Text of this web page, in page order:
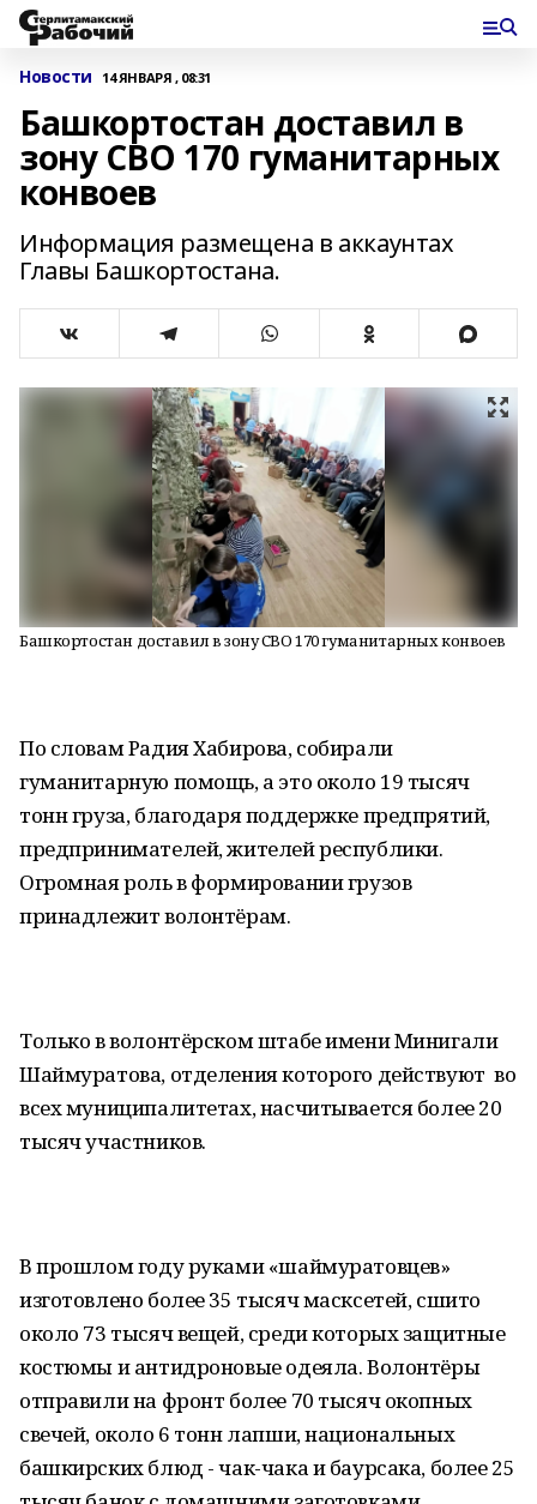
Новости 14 ЯНВАРЯ , 08:31
Башкортостан доставил в
зону СВО 170 гуманитарных
конвоев
Информация размещена в аккаунтах
Главы Башкортостана.
Башкортостан доставил в зону СВО 170 гуманитарных конвоев
По словам Радия Хабирова, собирали
гуманитарную помощь, а это около 19 тысяч
тонн груза, благодаря поддержке предпрятий,
предпринимателей, жителей республики.
Огромная роль в формировании грузов
принадлежит волонтёрам.
Только в волонтёрском штабе имени Минигали
Шаймуратова, отделения которого действуют во
всех муниципалитетах, насчитывается более 20
тысяч участников.
В прошлом году руками «шаймуратовцев»
изготовлено более 35 тысяч масксетей, сшито
около 73 тысяч вещей, среди которых защитные
костюмы и антидроновые одеяла. Волонтёры
отправили на фронт более 70 тысяч окопных
свечей, около 6 тонн лапши, национальных
башкирских блюд - чак-чака и баурсака, более 25